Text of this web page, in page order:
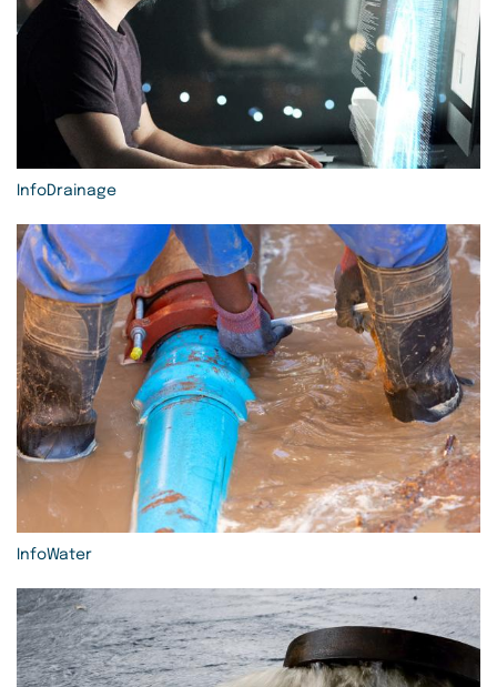
InfoDrainage
InfoWater